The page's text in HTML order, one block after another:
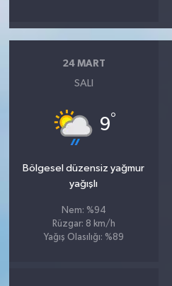
24 MART
SALI
9°
Bölgesel düzensiz yağmur
yağışlı
Nem: %94
Rüzgar: 8 km/h
Yağış Olasılığı: %89